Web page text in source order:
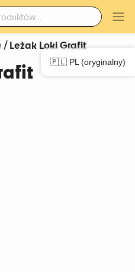
🇵🇱 PL (oryginalny)
/ Leżak Loki Grafit